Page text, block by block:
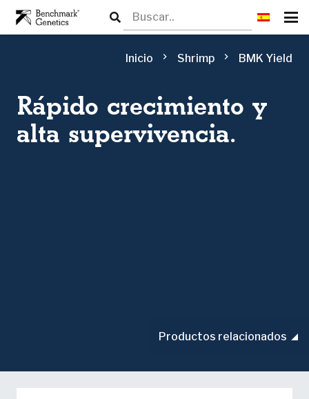
Inicio chevron_right Shrimp chevron_right BMK Yield
Rápido crecimiento y
alta supervivencia.
Productos relacionados